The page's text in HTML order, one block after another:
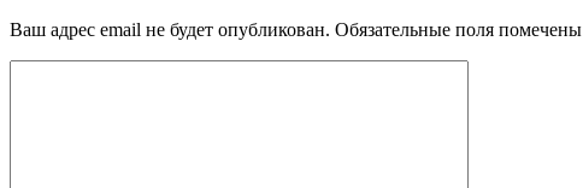
Ваш адрес email не будет опубликован. Обязательные поля помечены